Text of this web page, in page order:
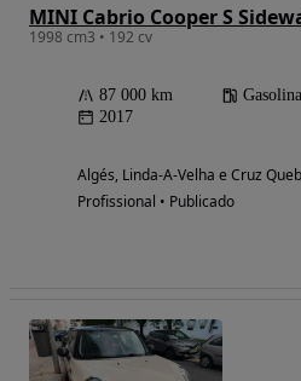
MINI Cabrio Cooper S
1998 cm3 • 192 cv
87 000 km Gasolina
2017
Algés, Linda-A-Velha e Cruz
Profissional • Publicado